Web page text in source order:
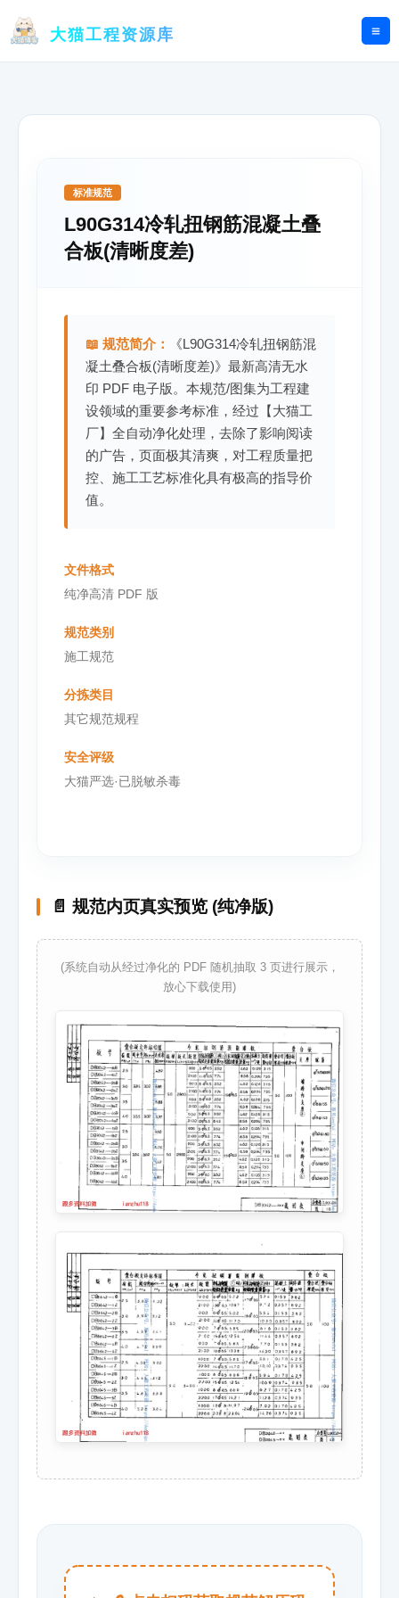
大猫工程资源库
标准规范
L90G314冷轧扭钢筋混凝土叠
合板(清晰度差)
📖 规范简介：
《L90G314冷轧扭钢筋混
凝土叠合板(清晰度差)》最新高清无水
印 PDF 电子版。本规范/图集为工程建
设领域的重要参考标准，经过【大猫工
厂】全自动净化处理，去除了影响阅读
的广告，页面极其清爽，对工程质量把
控、施工工艺标准化具有极高的指导价
值。
文件格式
纯净高清 PDF 版
规范类别
施工规范
分拣类目
其它规范规程
安全评级
大猫严选·已脱敏杀毒
📄 规范内页真实预览 (纯净版)
(系统自动从经过净化的 PDF 随机抽取 3 页进行展示，
放心下载使用)